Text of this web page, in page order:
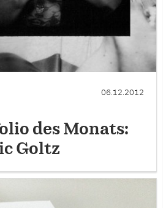
06.12.2012
des Monats:
Goltz